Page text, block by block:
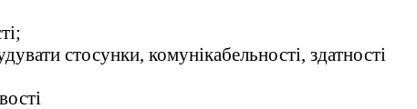
стосунки, комунікабельності, здатності